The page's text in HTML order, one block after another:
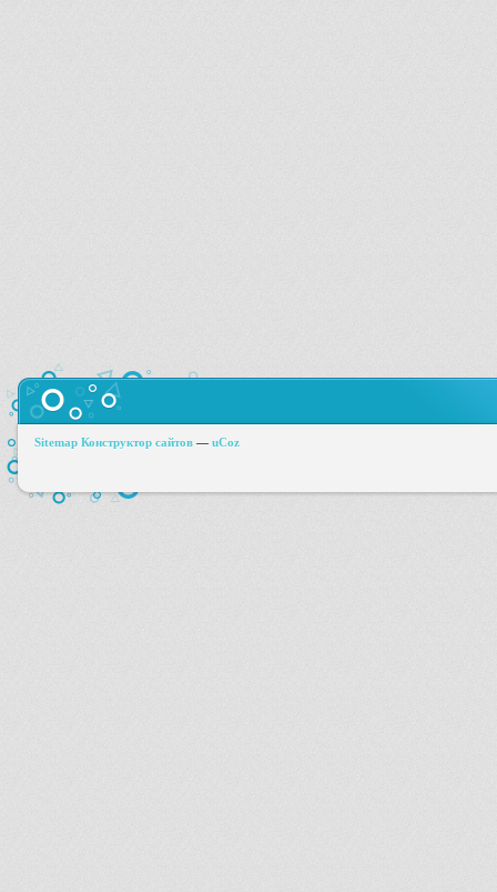
Sitemap Конструктор сайтов — uCoz